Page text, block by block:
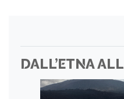
DALL’ETNA